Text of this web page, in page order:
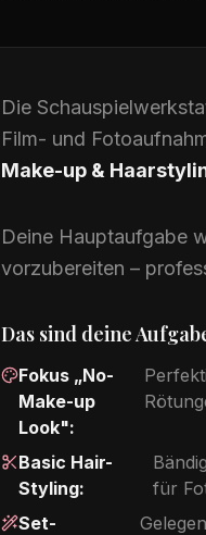
Die
Film- und
Make-up &
Deine Hauptaufgabe
vorzubereiten –
Das sind deine
Fokus „No-
Make-up
Look":
Basic Hair-
Styling:
für
Set-